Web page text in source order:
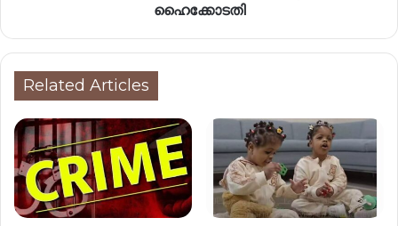
ഹൈക്കോടതി
Related Articles